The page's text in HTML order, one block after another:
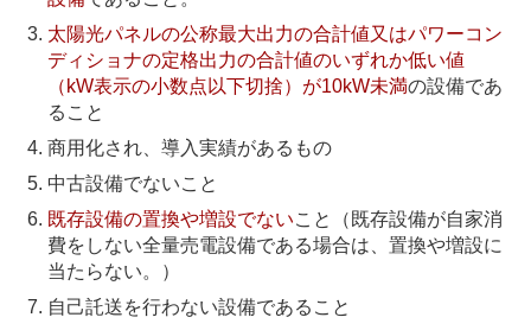
太陽光パネルの公称最大出力の合計値又はパワーコン
ディショナの定格出力の合計値のいずれか低い値
（kW表示の小数点以下切捨）が10kW未満の設備であ
ること
商用化され、導入実績があるもの
中古設備でないこと
既存設備の置換や増設でないこと（既存設備が自家消
費をしない全量売電設備である場合は、置換や増設に
当たらない。）
自己託送を行わない設備であること